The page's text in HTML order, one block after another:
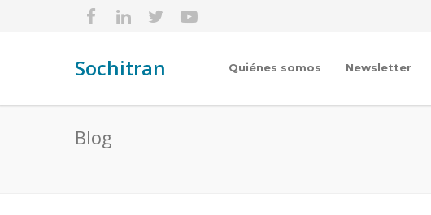
Sochitran Quiénes somos Newsletter
Blog